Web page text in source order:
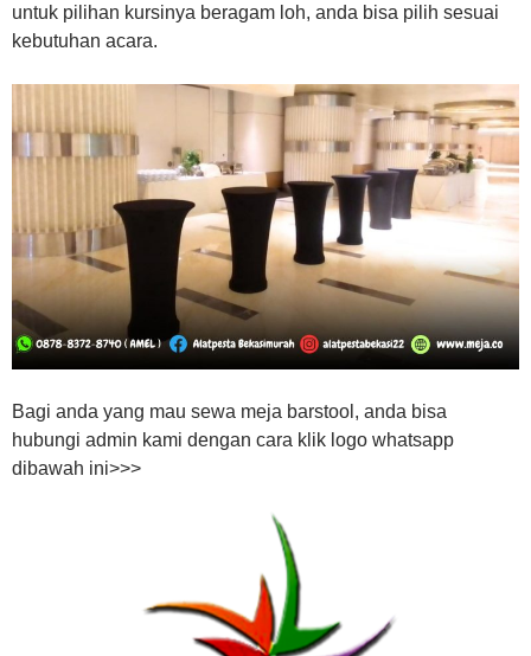
untuk pilihan kursinya beragam loh, anda bisa pilih sesuai
kebutuhan acara.
Bagi anda yang mau sewa meja barstool, anda bisa
hubungi admin kami dengan cara klik logo whatsapp
dibawah ini>>>